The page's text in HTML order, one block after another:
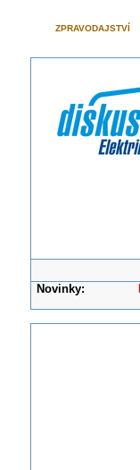
ZPRAVODAJSTVÍ
Novinky: